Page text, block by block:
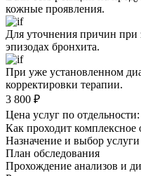
кожные проявления.
Для уточнения причин
эпизодах бронхита.
При уже установленном
корректировки терапии.
3 800 ₽
Цена услуг по отдельности:
Как проходит комплексное
Назначение и выбор услуги
План обследования
Прохождение анализов и